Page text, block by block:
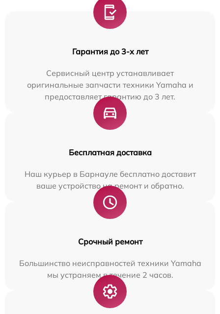
Гарантия до 3-х лет
Сервисный центр устанавливает
оригинальные запчасти техники Yamaha и
предоставляет гарантию до 3 лет.
Бесплатная доставка
Наш курьер в Барнауле бесплатно доставит
ваше устройство на ремонт и обратно.
Срочный ремонт
Большинство неисправностей техники Yamaha
мы устраняем в течение 2 часов.